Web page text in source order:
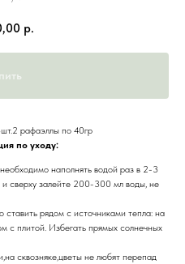
р.
рафаэллы по 40гр
по уходу:
наполнять водой раз в 2-3
и сверху залейте 200-300 мл воды, не
ставить рядом с источниками тепла: на
с плитой. Избегать прямых солнечных
сквозняке,цветы не любят перепад